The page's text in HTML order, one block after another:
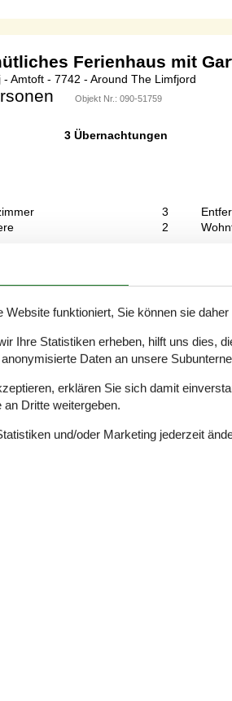
Ferienhaus mit
- Amtoft - 7742 - Around The Limfjord
Objekt Nr.: 090-51759
3 Übernachtungen
3
2
kleinen Hafenort in der Region Thy.
Kinderbett für die Kleinen.
mit Fjordblick
- Amtoft - 7742 - Veslös
Objekt Nr.:
3 Übernachtungen
Ruhe, Weite, Wind und Meer? Dann
Erholung. In dieser netten Unterkunft
funktioniert, Sie können sie
Ihre Statistiken erheben, hilft uns dies,
Daten an unsere
erklären Sie sich damit
Dritte weitergeben.
und/oder Marketing jederzeit